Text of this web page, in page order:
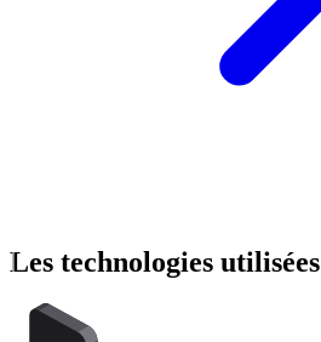
Les technologies utilisées